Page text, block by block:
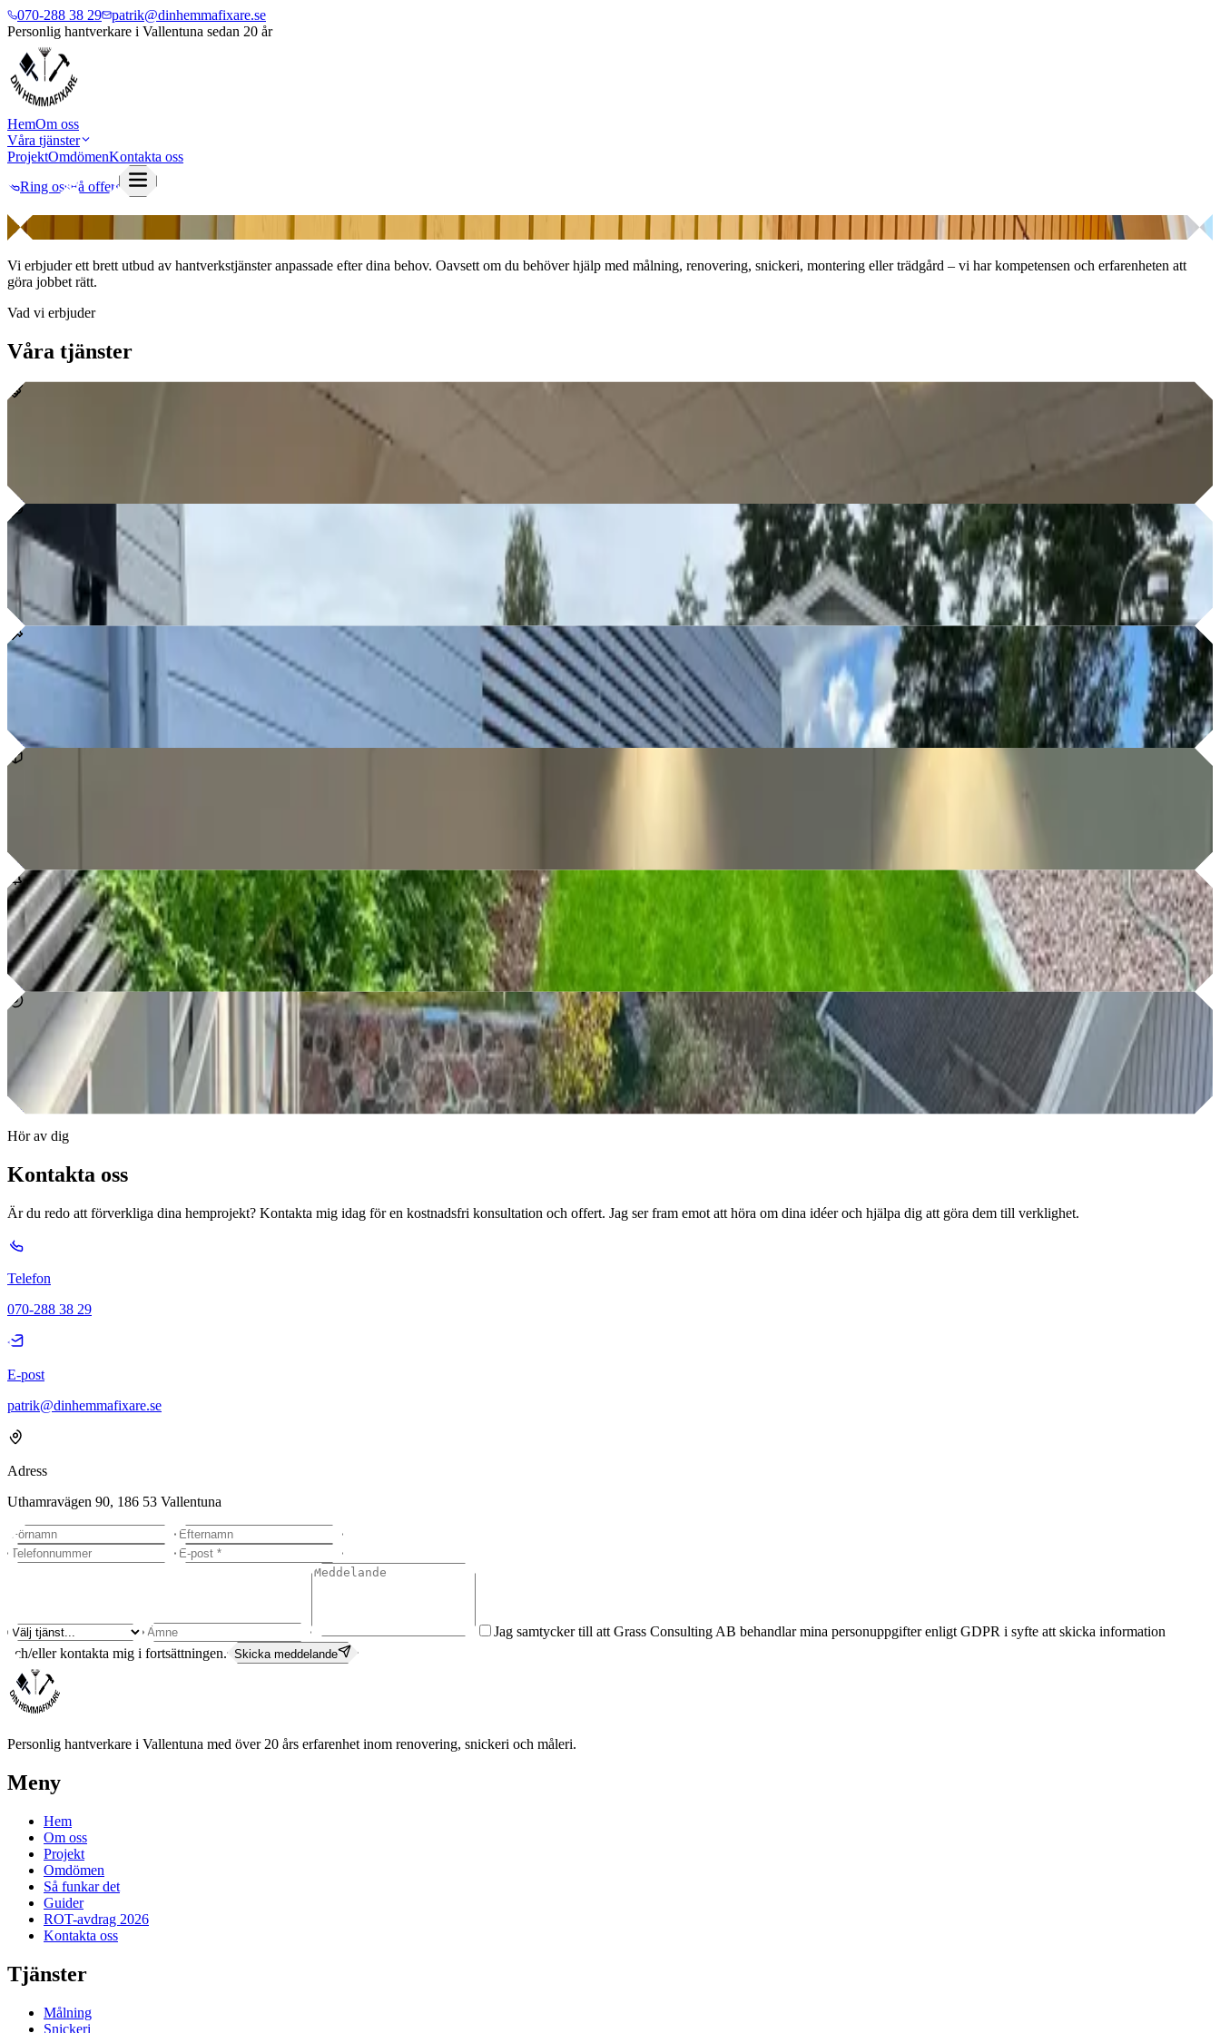
070-288 38 29
patrik@dinhemmafixare.se
Personlig hantverkare i Vallentuna sedan 20 år
HemOm oss
Våra tjänster
ProjektOmdömenKontakta oss
Ring ossFå offert
Våra tjänster
Vi erbjuder ett brett utbud av hantverkstjänster anpassade efter dina behov. Oavsett om du behöver hjälp med målning, renovering, snickeri, montering eller trädgård – vi har kompetensen och erfarenheten att
göra jobbet rätt.
Vad vi erbjuder
Våra tjänster
Läs mer
Renovering
Behöver ditt hem en uppfräschning? Jag utför renoveringar som ger ditt hem nytt liv, vare sig det gäller kök, badrum eller andra utrymmen.
Läs mer
Snickeri
Drömmer du om en ny altan, ett utekök eller kanske en specialbyggd trappa? Med min erfarenhet inom snickeri kan jag förverkliga dina byggprojekt, anpassade efter dina behov och önskemål.
Läs mer
Läs mer
Trädgårdstjänster
Vi erbjuder professionella trädgårdstjänster för att skapa och underhålla en vacker och funktionell utomhusmiljö.
Läs mer
Trädgårdskonsultation och Design
Vår trädgårdskonsultation och designtjänst erbjuder en helhetslösning för dig som vill skapa en vacker, funktionell och hållbar trädgård.
Läs mer
Hör av dig
Kontakta oss
Är du redo att förverkliga dina hemprojekt? Kontakta mig idag för en kostnadsfri konsultation och offert. Jag ser fram emot att höra om dina idéer och hjälpa dig att göra dem till verklighet.
Telefon
070-288 38 29
E-post
patrik@dinhemmafixare.se
Adress
Uthamravägen 90, 186 53 Vallentuna
Lämna detta fält tomt
Jag samtycker till att Grass Consulting AB behandlar mina personuppgifter enligt GDPR i syfte att skicka information
och/eller kontakta mig i fortsättningen. Skicka meddelande
Personlig hantverkare i Vallentuna med över 20 års erfarenhet inom renovering, snickeri och måleri.
Meny
Hem
Om oss
Projekt
Omdömen
Så funkar det
Guider
ROT-avdrag 2026
Kontakta oss
Tjänster
Målning
Snickeri